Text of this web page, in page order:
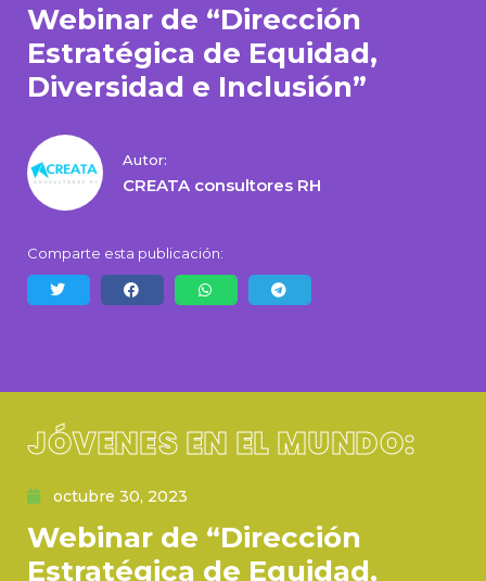
Webinar de “Dirección
Estratégica de Equidad,
Diversidad e Inclusión”
Autor:
CREATA consultores RH
Comparte esta publicación:
JÓVENES EN EL MUNDO:
octubre 30, 2023
Webinar de “Dirección
Estratégica de Equidad,